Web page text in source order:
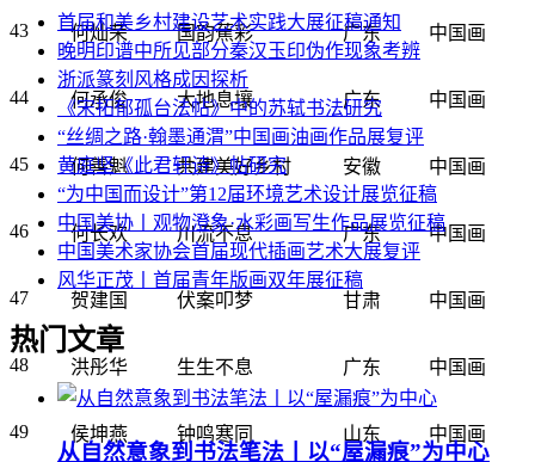
43 何灿荣 国韵蕉彩 广东 中国画
44 何承俊 大地息壤 广东 中国画
45 何善魁 共建美好乡村 安徽 中国画
46 何长欢 川流不息 广东 中国画
47 贺建国 伏案叩梦 甘肃 中国画
48 洪彤华 生生不息 广东 中国画
49 侯坤燕 钟鸣寒同 山东 中国画
首届和美乡村建设艺术实践大展征稿通知
晚明印谱中所见部分秦汉玉印伪作现象考辨
浙派篆刻风格成因探析
《宋拓郁孤台法帖》中的苏轼书法研究
“丝绸之路·翰墨通渭”中国画油画作品展复评
黄庭坚《此君轩诗》帖研究
“为中国而设计”第12届环境艺术设计展览征稿
中国美协丨观物澄象·水彩画写生作品展览征稿
中国美术家协会首届现代插画艺术大展复评
风华正茂丨首届青年版画双年展征稿
热门文章
从自然意象到书法笔法丨以“屋漏痕”为中心